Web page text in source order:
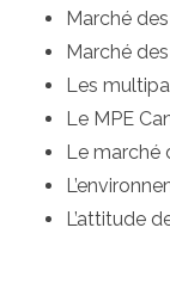
Marché
Marché
Les
Le MPE
Le marché
L’attitude